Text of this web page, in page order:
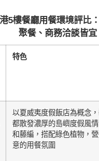
5樓餐廳用餐環境評比
聚餐、商務洽談皆宜
特色
以夏威夷度假飯店為概念
都散發濃厚的島嶼度假風
和藤編，搭配綠色植物，
意的用餐氛圍